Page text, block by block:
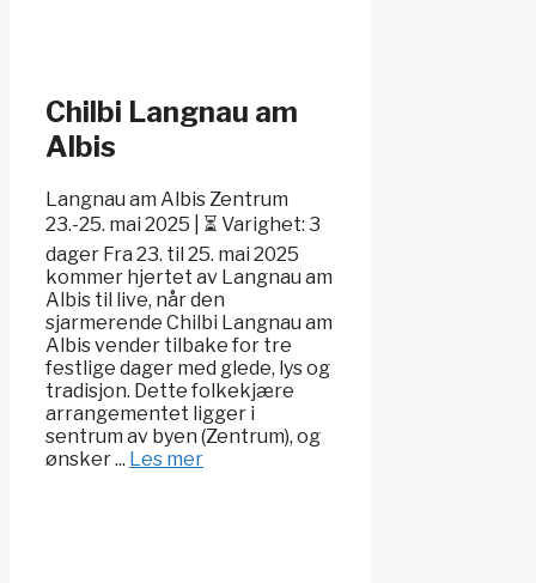
Chilbi Langnau am
Albis
Langnau am Albis Zentrum
23.-25. mai 2025 | ⏳ Varighet: 3
dager Fra 23. til 25. mai 2025
kommer hjertet av Langnau am
Albis til live, når den
sjarmerende Chilbi Langnau am
Albis vender tilbake for tre
festlige dager med glede, lys og
tradisjon. Dette folkekjære
arrangementet ligger i
sentrum av byen (Zentrum), og
ønsker ... Les mer